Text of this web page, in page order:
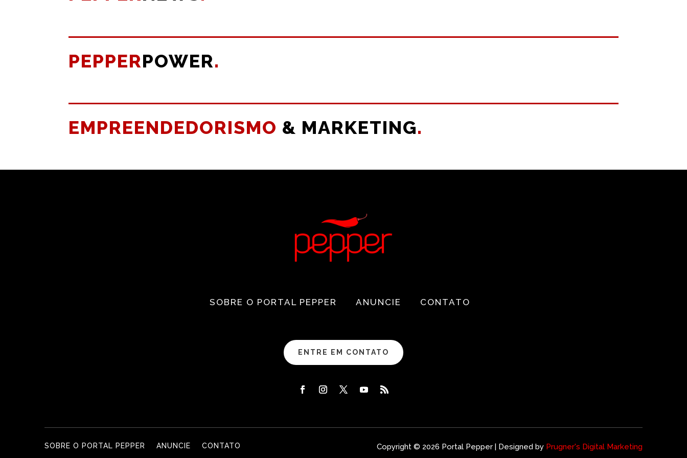
PEPPERPOWER.
EMPREENDEDORISMO & MARKETING.
SOBRE O PORTAL PEPPER ANUNCIE CONTATO
ENTRE EM CONTATO
SOBRE O PORTAL PEPPER ANUNCIE CONTATO Copyright © 2026 Portal Pepper | Designed by Prugner's Digital Marketing